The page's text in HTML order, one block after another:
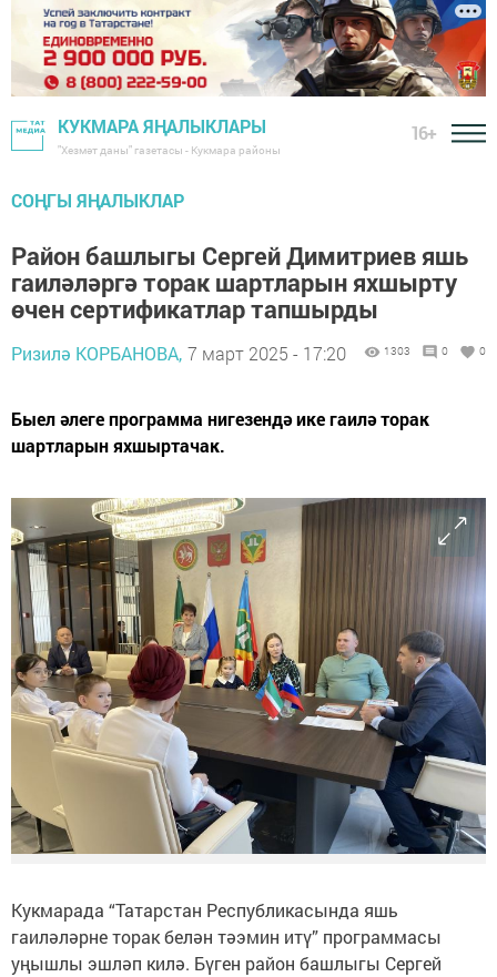
КУКМАРА ЯҢАЛЫКЛАРЫ
"Хезмәт даны" газетасы - Кукмара районы
16+
СОҢГЫ ЯҢАЛЫКЛАР
Район башлыгы Сергей Димитриев яшь
гаиләләргә торак шартларын яхшырту
өчен сертификатлар тапшырды
Ризилә КОРБАНОВА, 7 март 2025 - 17:20 1303 0 0
Быел әлеге программа нигезендә ике гаилә торак
шартларын яхшыртачак.
Кукмарада “Татарстан Республикасында яшь
гаиләләрне торак белән тәэмин итү” программасы
уңышлы эшләп килә. Бүген район башлыгы Сергей